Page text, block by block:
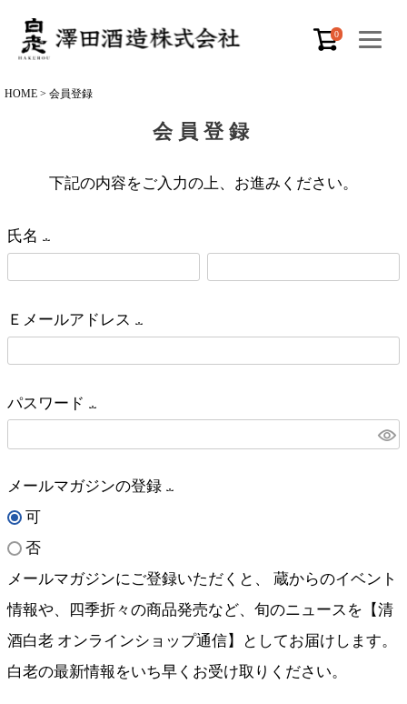
0
HOME 会員登録
会員登録
下記の内容をご入力の上、お進みください。
氏名
(
須
)
Ｅメールアドレス
(
須
)
パスワード
(
メールマガジンの登録
須
)
可
否
メールマガジンにご登録いただくと、 蔵からのイベント
情報や、四季折々の商品発売など、旬のニュースを【清
酒白老 オンラインショップ通信】としてお届けします。
白老の最新情報をいち早くお受け取りください。